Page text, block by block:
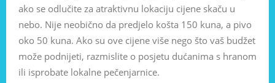
ako se odlučite za atraktivnu lokaciju cijene skaču u
nebo. Nije neobično da predjelo košta 150 kuna, a pivo
oko 50 kuna. Ako su ove cijene više nego što vaš budžet
može podnijeti, razmislite o posjetu dućanima s hranom
ili isprobate lokalne pečenjarnice.